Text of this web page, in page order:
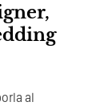
al